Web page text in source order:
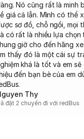
Nó cũng rất là minh
giá cả lẫn. Mình có thể
sơ đồ, chỗ ngồi, mọi
có rất là nhiều lựa chọn
giờ cho đến hãng
thấy đó là một cái sự
khá là tốt và em sẽ
đến bạn bè của em
Thy
đặt 2 chuyến đi với redBus